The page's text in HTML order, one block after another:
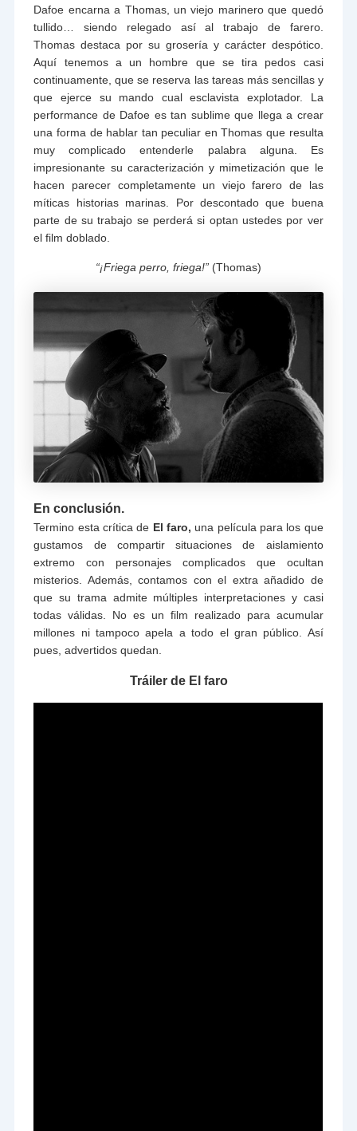
Dafoe encarna a Thomas, un viejo marinero que quedó
tullido… siendo relegado así al trabajo de farero.
Thomas destaca por su grosería y carácter despótico.
Aquí tenemos a un hombre que se tira pedos casi
continuamente, que se reserva las tareas más sencillas y
que ejerce su mando cual esclavista explotador. La
performance de Dafoe es tan sublime que llega a crear
una forma de hablar tan peculiar en Thomas que resulta
muy complicado entenderle palabra alguna. Es
impresionante su caracterización y mimetización que le
hacen parecer completamente un viejo farero de las
míticas historias marinas. Por descontado que buena
parte de su trabajo se perderá si optan ustedes por ver
el film doblado.
“¡Friega perro, friega!” (Thomas)
En conclusión.
Termino esta crítica de El faro, una película para los que
gustamos de compartir situaciones de aislamiento
extremo con personajes complicados que ocultan
misterios. Además, contamos con el extra añadido de
que su trama admite múltiples interpretaciones y casi
todas válidas. No es un film realizado para acumular
millones ni tampoco apela a todo el gran público. Así
pues, advertidos quedan.
Tráiler de El faro